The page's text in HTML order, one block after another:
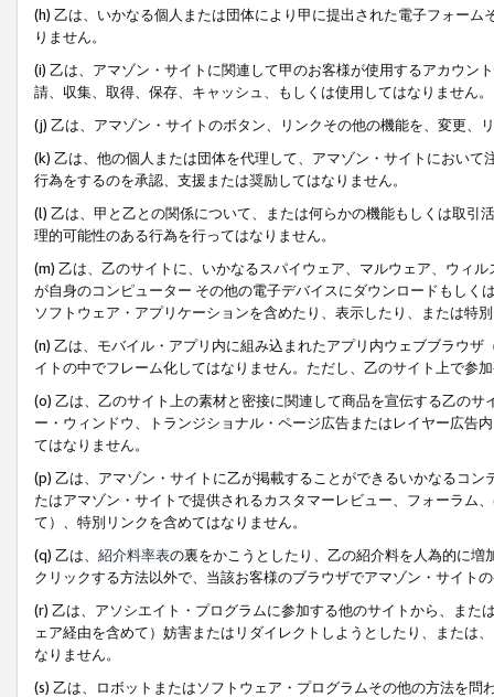
(h) 乙は、いかなる個人または団体により甲に提出された電子フォー
りません。
(i) 乙は、アマゾン・サイトに関連して甲のお客様が使用するアカウン
請、収集、取得、保存、キャッシュ、もしくは使用してはなりません。
(j) 乙は、アマゾン・サイトのボタン、リンクその他の機能を、変更、
(k) 乙は、他の個人または団体を代理して、アマゾン・サイトにおい
行為をするのを承認、支援または奨励してはなりません。
(l) 乙は、甲と乙との関係について、または何らかの機能もしくは取
理的可能性のある行為を行ってはなりません。
(m) 乙は、乙のサイトに、いかなるスパイウェア、マルウェア、ウィ
が自身のコンピューター その他の電子デバイスにダウンロードもし
ソフトウェア・アプリケーションを含めたり、表示したり、または特
(n) 乙は、モバイル・アプリ内に組み込まれたアプリ内ウェブブラウ
イトの中でフレーム化してはなりません。ただし、乙のサイト上で参
(o) 乙は、乙のサイト上の素材と密接に関連して商品を宣伝する乙の
ー・ウィンドウ、トランジショナル・ページ広告またはレイヤー広告
てはなりません。
(p) 乙は、アマゾン・サイトに乙が掲載することができるいかなるコ
たはアマゾン・サイトで提供されるカスタマーレビュー、フォーラム
て）、特別リンクを含めてはなりません。
(q) 乙は、 紹介料率表の裏をかこうとしたり、乙の紹介料を人為的に
クリックする方法以外で、当該お客様のブラウザでアマゾン・サイト
(r) 乙は、アソシエイト・プログラムに参加する他のサイトから、ま
ェア経由を含めて）妨害またはリダイレクトしようとしたり、または
なりません。
(s) 乙は、ロボットまたはソフトウェア・プログラムその他の方法を